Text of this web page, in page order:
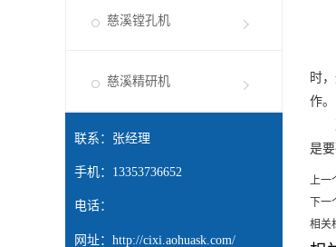
慈溪镗孔机
慈溪精研机
联系：张经理
手机：13353736652
电话：
网址： http://cixi.aohuask.com/
当
时
作。
双
是
上一
下一
相关